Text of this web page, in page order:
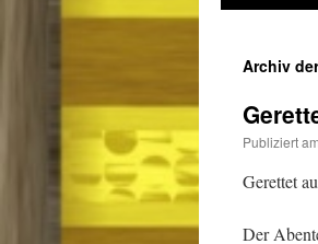
springen
Archiv
Publiziert am
Gerettet
Der